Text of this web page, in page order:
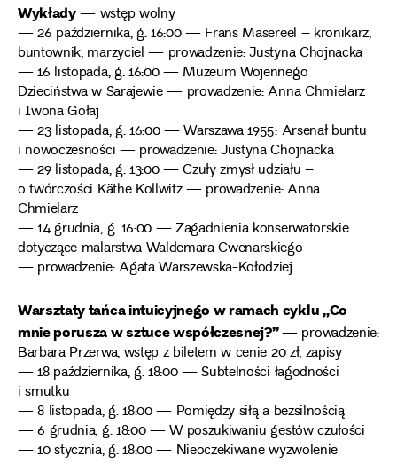
Wykłady— wstęp wolny
— 26 października, g. 16:00 — Frans Masereel – kronikarz,
buntownik, marzyciel — prowadzenie: Justyna Chojnacka
— 16 listopada, g. 16:00 — Muzeum Wojennego
Dzieciństwa w Sarajewie — prowadzenie: Anna Chmielarz
i Iwona Gołaj
— 23 listopada, g. 16:00 — Warszawa 1955: Arsenał buntu
i nowoczesności — prowadzenie: Justyna Chojnacka
— 29 listopada, g. 13:00 — Czuły zmysł udziału –
o twórczości Käthe Kollwitz — prowadzenie: Anna
Chmielarz
— 14 grudnia, g. 16:00 — Zagadnienia konserwatorskie
dotyczące malarstwa Waldemara Cwenarskiego
— prowadzenie: Agata Warszewska-Kołodziej
Warsztaty tańca intuicyjnego w ramach cyklu „Co
mnie porusza w sztuce współczesnej?”— prowadzenie:
Barbara Przerwa, wstęp z biletem w cenie 20 zł, zapisy
— 18 października, g. 18:00 — Subtelności łagodności
i smutku
— 8 listopada, g. 18:00 — Pomiędzy siłą a bezsilnością
— 6 grudnia, g. 18:00 — W poszukiwaniu gestów czułości
— 10 stycznia, g. 18:00 — Nieoczekiwane wyzwolenie